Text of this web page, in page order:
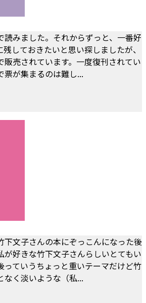
読みました。それからずっと、一番好
しておきたいと思い探しましたが、
販売されています。一度復刊されてい
票が集まるのは難し...
下文子さんの本にぞっこんになった後
が好きな竹下文子さんらしいとてもい
っていうちょっと重いテーマだけど竹
なく淡いような（私...